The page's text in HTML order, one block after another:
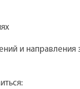
и направления